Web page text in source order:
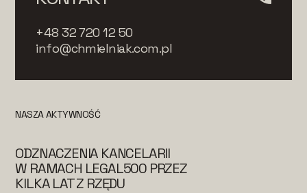
+48 32 720 12 50
info@chmielniak.com.pl
NASZA AKTYWNOŚĆ
ODZNACZENIA KANCELARII
W RAMACH LEGAL500 PRZEZ
KILKA LAT Z RZĘDU